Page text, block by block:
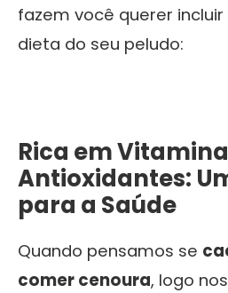
fazem você querer
dieta do seu peludo:
Rica em
Antioxidantes:
para a Saúde
Quando pensamos se
comer cenoura, logo